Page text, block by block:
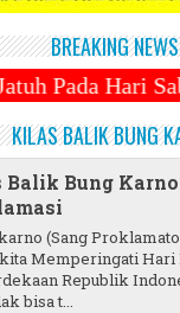
BREAKING NEWS
1 Maret
KILAS BALIK BUNG
Balik Bung
(Sang
Memperingati
Republik
bisa t...